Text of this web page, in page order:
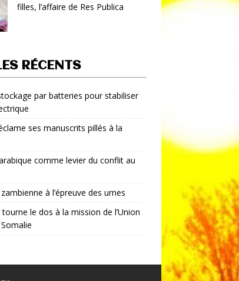
filles, l’affaire de Res Publica
RÉCENTS
par batteries pour stabiliser
ses manuscrits pillés à la
comme levier du conflit au
à l’épreuve des urnes
le dos à la mission de l’Union